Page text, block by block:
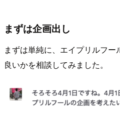
まずは企画出し
まずは単純に、エイプリルフ
良いかを相談してみました。